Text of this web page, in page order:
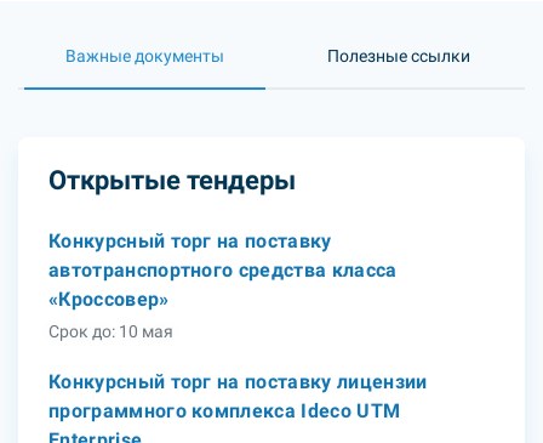
Важные документы Полезные ссылки
Открытые тендеры
Конкурсный торг на поставку
автотранспортного средства класса
«Кроссовер»
Срок до: 10 мая
Конкурсный торг на поставку лицензии
программного комплекса Ideco UTM